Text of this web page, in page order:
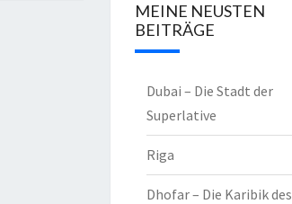
MEINE NEUSTEN
BEITRÄGE
Dubai – Die Stadt der
Superlative
Riga
Dhofar – Die Karibik des